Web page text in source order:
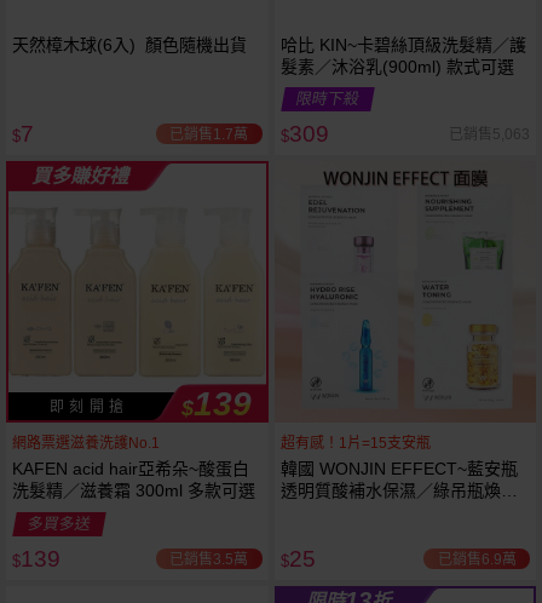
天然樟木球(6入) 顏色隨機出貨
$7 已銷售1.7萬
哈比 KIN~卡碧絲頂級洗髮精／護
髮素／沐浴乳(900ml) 款式可選
限時下殺
$309 已銷售5,063
買多賺好禮
即 刻 開 搶 $139
網路票選滋養洗護No.1
KAFEN acid hair亞希朵~酸蛋白
洗髮精／滋養霜 300ml 多款可選
多買多送
$139 已銷售3.5萬
超有感！1片=15支安瓶
韓國 WONJIN EFFECT~藍安瓶
透明質酸補水保濕／綠吊瓶煥顏
$25 已銷售6.9萬